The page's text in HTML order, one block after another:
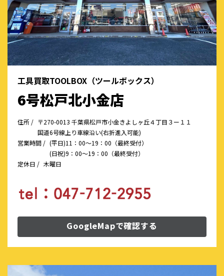
工具買取TOOLBOX（ツールボックス）
6号松戸北小金店
住所 / 〒270-0013 千葉県松戸市小金きよしヶ丘４丁目３ー１１
国道6号線上り車線沿い(右折進入可能)
営業時間 / (平日)11：00～19：00（最終受付）
(日祝)9：00～19：00（最終受付）
定休日 / 木曜日
GoogleMapで確認する